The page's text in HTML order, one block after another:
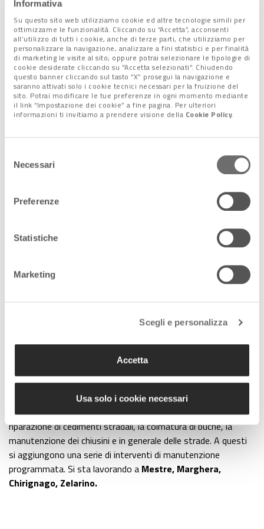
Informativa
Su questo sito web utilizziamo cookie ed altre tecnologie simili per
ottimizzarne le funzionalità. Cliccando su “Accetta”, acconsenti
all’utilizzo di tutti i cookie, anche di terze parti, che utilizziamo per
personalizzare la navigazione, analizzare a fini statistici e per finalità
di marketing le visite al sito; oppure potrai selezionare le tipologie di
cookie desiderate cliccando su "Accetta selezionati". Chiudendo
questo banner cliccando sul tasto “X” prosegui la navigazione e
saranno attivati solo i cookie tecnici necessari per la fruizione del
sito. Potrai modificare le tue preferenze in ogni momento mediante
il link “Impostazione dei cookie” a fine pagina. Per ulteriori
informazioni ti invitiamo a prendere visione della Cookie Policy.
delNecessari
Preferenze
Statistiche
Marketing
Scegli e personalizza
Accetta
Usa solo i cookie necessari
modifica un incrocio regolato attualmente da un semaforo.
Quindi, a lavori ultimati,permetterà di fluidificare il
traffico in uno degli svincoli nevralgici della viabilità
mestrina. Inoltre favorirà lariqualificazione urbanadel
contesto esistente.
Strade e marciapiedi si rifanno il
look
Mestre, via San Donà
La Giunta comunale ha approvato interventi per oltre
grazie ai quali sarannoasfaltate strade, messa a punto la
segnaletica verticale e orizzontale, rifatti marciapiedi.
Nello specifico si tratta di interventi puntuali quali la
riparazione di cedimenti stradali, la colmatura di buche, la
manutenzione dei chiusini e in generale delle strade. A questi
si aggiungono una serie di interventi di manutenzione
programmata. Si sta lavorando a Mestre, Marghera,
Chirignago, Zelarino.